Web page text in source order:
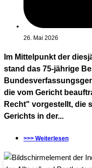
26. Mai 2026
Im Mittelpunkt der
stand das 75-jährige
die vom Gericht
Recht" vorgestellt, die
Gerichts in der...
>>> Weiterlesen